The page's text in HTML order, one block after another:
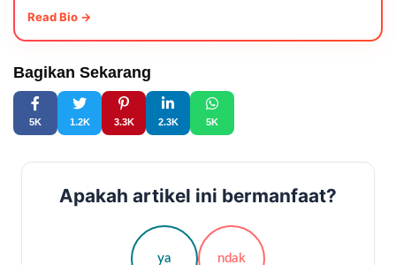
Read Bio →
Bagikan Sekarang
5K 1.2K 3.3K 2.3K 5K
Apakah artikel ini bermanfaat?
ya ndak